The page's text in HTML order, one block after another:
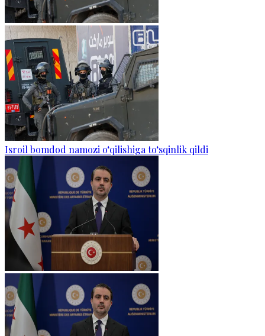
Isroil bomdod namozi o‘qilishiga to‘sqinlik qildi